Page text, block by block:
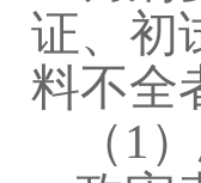
证、初
料不全
（ 1